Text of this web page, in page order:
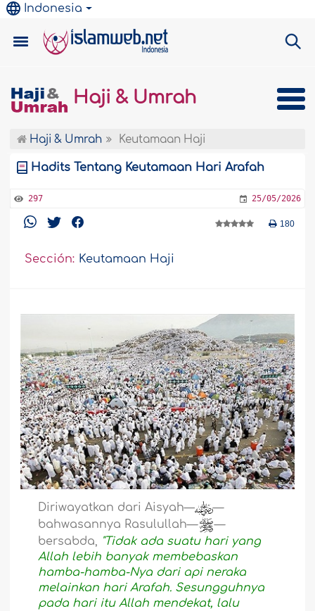
Indonesia
Haji & Umrah
Haji & Umrah Keutamaan Haji
Hadits Tentang Keutamaan Hari Arafah
297 25/05/2026
180
Sección: Keutamaan Haji
Diriwayatkan dari Aisyah—
—
bahwasannya Rasulullah—
—
bersabda,
"Tidak ada suatu hari yang
Allah lebih banyak membebaskan
hamba-hamba-Nya dari api neraka
melainkan hari Arafah. Sesungguhnya
pada hari itu Allah mendekat, lalu